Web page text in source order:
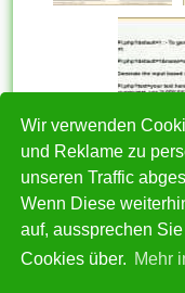
Wir verwenden
und Reklame zu
unseren Traffic
Wenn Diese
auf, aussprechen
Cookies über. Mehr
HOME |Über mich|
Copyright
Alle eingereichten
urheberrechtlich
persönlichen, nicht-
geschützte Bilder